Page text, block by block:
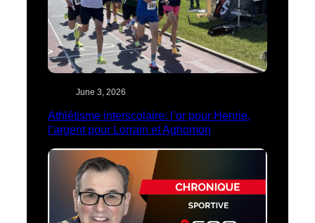
June 3, 2026
Athlétisme interscolaire: l’or pour Henrie,
l’argent pour Lorrain et Aghomon